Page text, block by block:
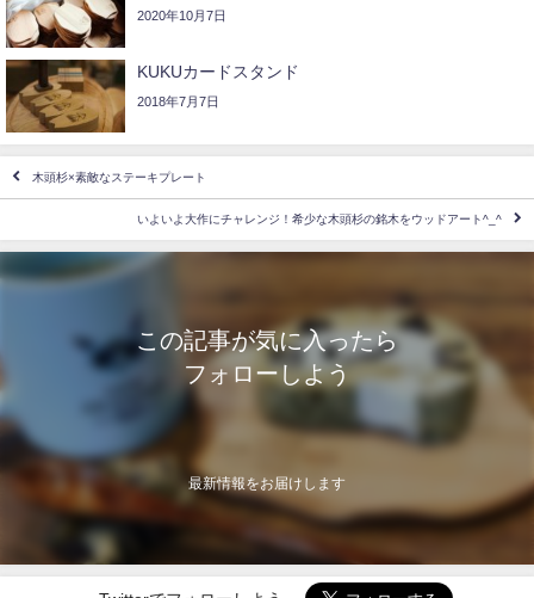
2020年10月7日
KUKUカードスタンド
2018年7月7日
木頭杉×素敵なステーキプレート
いよいよ大作にチャレンジ！希少な木頭杉の銘木をウッドアート^_^
この記事が気に入ったら
フォローしよう
最新情報をお届けします